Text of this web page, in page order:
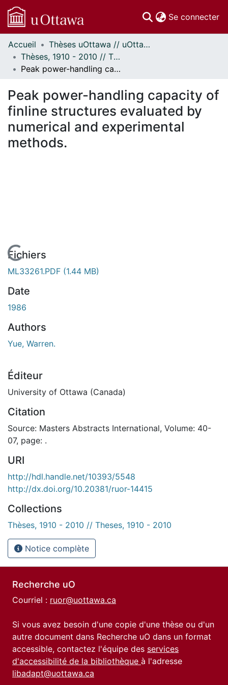
Se connecter
Communautés
et collections
Parcourir
À propos
Accueil
Thèses uOttawa // uOttawa Theses
Thèses, 1910 - 2010 // Theses, 1910 - 2010
Peak power-handling capacity of finline structures evaluated by numerical and experimental methods.
Peak power-handling capacity of
finline structures evaluated by
numerical and experimental
methods.
En cours de chargement...
Fichiers
ML33261.PDF (1.44 MB)
Date
1986
Authors
Yue, Warren.
Éditeur
University of Ottawa (Canada)
Citation
Source: Masters Abstracts International, Volume: 40-
07, page: .
URI
http://hdl.handle.net/10393/5548
http://dx.doi.org/10.20381/ruor-14415
Collections
Thèses, 1910 - 2010 // Theses, 1910 - 2010
Notice complète
Recherche uO
Courriel : ruor@uottawa.ca
Si vous avez besoin d'une copie d'une thèse ou d'un
autre document dans Recherche uO dans un format
accessible, contactez l'équipe des services
d'accessibilité de la bibliothèque à l'adresse
libadapt@uottawa.ca